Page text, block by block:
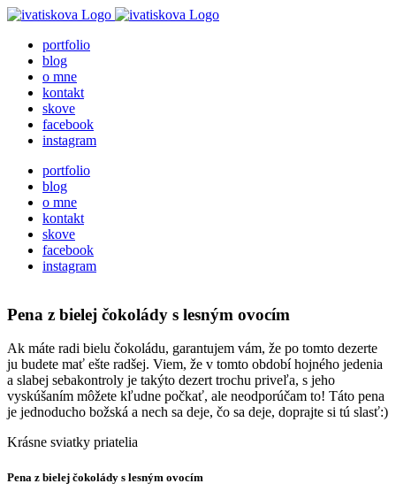
Skip
contentportfolio
blog
o mne
kontakt
skove
facebook
instagram
portfolio
blog
o mne
kontakt
skove
facebook
instagram
Pena z bielej čokolády s lesným ovocím
Ak máte radi bielu čokoládu, garantujem vám, že po tomto dezerte
ju budete mať ešte radšej. Viem, že v tomto období hojného jedenia
a slabej sebakontroly je takýto dezert trochu priveľa, s jeho
vyskúšaním môžete kľudne počkať, ale neodporúčam to! Táto pena
je jednoducho božská a nech sa deje, čo sa deje, doprajte si tú slasť:)
Krásne sviatky priatelia
Pena z bielej čokolády s lesným ovocím